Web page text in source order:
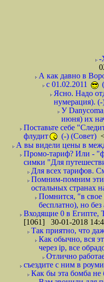
-
А как давно в
с 01.02.2011
Ясно. Надо
нумерация). (-
У
июня) их
Поставьте себе
флудит
(-) (Совет)
А вы видели цены в
Промо-тариф? Или -
симки "Для
Для всех тарифов.
Помним-помним эти
остальных странах
Помнится, "в
бесплатно), но
Входящие 0 в Египте,
[1061] 30-01-2018
Так приятно, что
Как обычно, вся
через ip, все
Отлично
съездите с ним в
Как бы эта бомба